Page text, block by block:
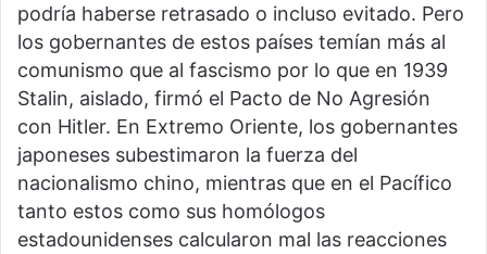
podría haberse retrasado o incluso evitado. Pero
los gobernantes de estos países temían más al
comunismo que al fascismo por lo que en 1939
Stalin, aislado, firmó el Pacto de No Agresión
con Hitler. En Extremo Oriente, los gobernantes
japoneses subestimaron la fuerza del
nacionalismo chino, mientras que en el Pacífico
tanto estos como sus homólogos
estadounidenses calcularon mal las reacciones